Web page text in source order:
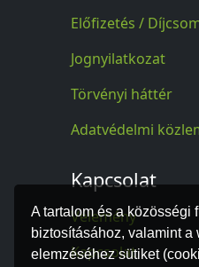
A tartalom és a közösségi
biztosításához, valamint
elemzéséhez sütiket
Előfizetés /
Jognyilatkozat
Törvényi háttér
Adatvédelmi
Kapcsolat
Vélemény
Kapcsolat